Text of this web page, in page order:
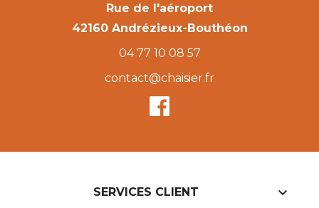
Rue de l'aéroport
42160 Andrézieux-Bouthéon
04 77 10 08 57
contact@chaisier.fr
SERVICES CLIENT 